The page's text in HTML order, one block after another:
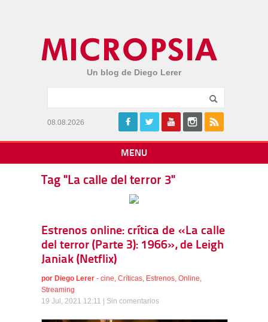
Un blog de Diego Lerer
08.08.2026
MENU
Tag "La calle del terror 3"
Estrenos online: crítica de «La calle
del terror (Parte 3): 1966», de Leigh
Janiak (Netflix)
por Diego Lerer - cine, Críticas, Estrenos, Online,
Streaming
19 Jul, 2021 12:11 | Sin comentarios